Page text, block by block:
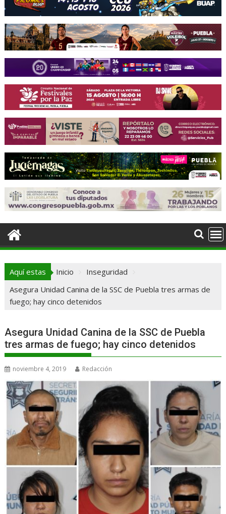
Aquí estas Inicio
Inseguridad
Asegura Unidad Canina de la SSC de Puebla tres armas de
fuego; hay cinco detenidos
Asegura Unidad Canina de la SSC de Puebla
tres armas de fuego; hay cinco detenidos
noviembre 4, 2019 Redacción